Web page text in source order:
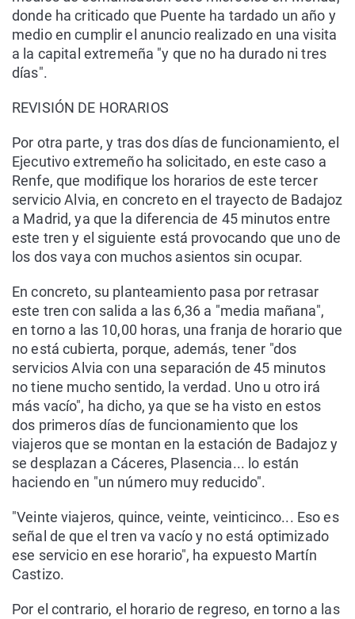
donde ha criticado que Puente ha tardado un año y
medio en cumplir el anuncio realizado en una visita
a la capital extremeña "y que no ha durado ni tres
días".
REVISIÓN DE HORARIOS
Por otra parte, y tras dos días de funcionamiento, el
Ejecutivo extremeño ha solicitado, en este caso a
Renfe, que modifique los horarios de este tercer
servicio Alvia, en concreto en el trayecto de Badajoz
a Madrid, ya que la diferencia de 45 minutos entre
este tren y el siguiente está provocando que uno de
los dos vaya con muchos asientos sin ocupar.
En concreto, su planteamiento pasa por retrasar
este tren con salida a las 6,36 a "media mañana",
en torno a las 10,00 horas, una franja de horario que
no está cubierta, porque, además, tener "dos
servicios Alvia con una separación de 45 minutos
no tiene mucho sentido, la verdad. Uno u otro irá
más vacío", ha dicho, ya que se ha visto en estos
dos primeros días de funcionamiento que los
viajeros que se montan en la estación de Badajoz y
se desplazan a Cáceres, Plasencia... lo están
haciendo en "un número muy reducido".
"Veinte viajeros, quince, veinte, veinticinco... Eso es
señal de que el tren va vacío y no está optimizado
ese servicio en ese horario", ha expuesto Martín
Castizo.
Por el contrario, el horario de regreso, en torno a las